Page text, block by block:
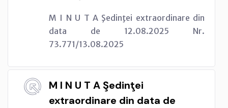
M I N U T A Şedinţei extraordinare din
data de 12.08.2025 Nr.
73.771/13.08.2025
M I N U T A Şedinţei
extraordinare din data de